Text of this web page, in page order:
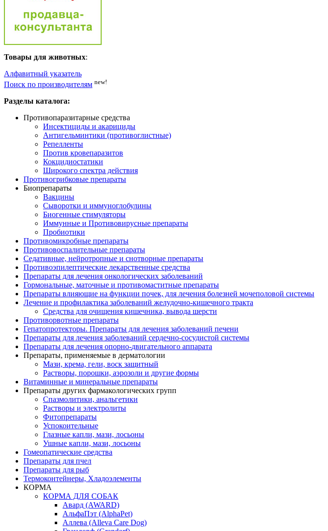
Товары для животных:
Алфавитный указатель
Поиск по производителям new!
Разделы каталога:
Противопаразитарные средства
Инсектициды и акарициды
Антигельминтики (противоглистные)
Репелленты
Против кровепаразитов
Кокцидиостатики
Широкого спектра действия
Противогрибковые препараты
Биопрепараты
Вакцины
Сыворотки и иммуноглобулины
Биогенные стимуляторы
Иммунные и Противовирусные препараты
Пробиотики
Противомикробные препараты
Противовоспалительные препараты
Седативные, нейротропные и снотворные препараты
Противоэпилептические лекарственные средства
Препараты для лечения онкологических заболеваний
Гормональные, маточные и противомаститные препараты
Препараты влияющие на функции почек, для лечения болезней мочеполовой системы
Лечение и профилактика заболеваний желудочно-кишечного тракта
Средства для очищения кишечника, вывода шерсти
Противорвотные препараты
Гепатопротекторы. Препараты для лечения заболеваний печени
Препараты для лечения заболеваний сердечно-сосудистой системы
Препараты для лечения опорно-двигательного аппарата
Препараты, применяемые в дерматологии
Мази, крема, гели, воск защитный
Растворы, порошки, аэрозоли и другие формы
Витаминные и минеральные препараты
Препараты других фармакологических групп
Спазмолитики, анальгетики
Растворы и электролиты
Фитопрепараты
Успокоительные
Глазные капли, мази, лосьоны
Ушные капли, мази, лосьоны
Гомеопатические средства
Препараты для пчел
Препараты для рыб
Термоконтейнеры, Хладоэлементы
КОРМА
КОРМА ДЛЯ СОБАК
Авард (AWARD)
АльфаПэт (AlphaPet)
Аллева (Alleva Care Dog)